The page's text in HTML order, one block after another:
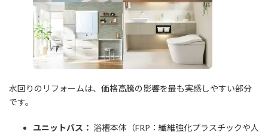
水回りのリフォームは、価格高騰の影響を最も実感しやすい部分
です。
ユニットバス： 浴槽本体（FRP：繊維強化プラスチックや人